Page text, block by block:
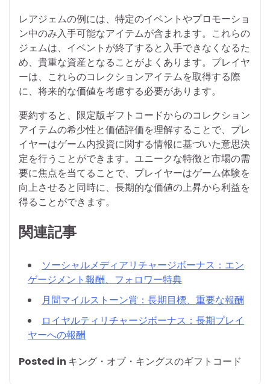
レアジェムの例には、特定のイベントやプロモーショ
ン中のみ入手可能なアイテムが含まれます。これらの
ジェムは、イベントが終了すると入手できなくなるた
め、貴重な資産となることがよくあります。プレイヤ
ーは、これらのコレクションアイテムを取得する際
に、将来的な価値を考慮する必要があります。
要約すると、限定版ギフトコードからのコレクション
アイテムの希少性と価値評価を理解することで、プレ
イヤーはゲーム内投資に関する情報に基づいた意思決
定を行うことができます。ユニークな特徴と市場の需
要に焦点を当てることで、プレイヤーはゲーム体験を
向上させると同時に、長期的な価値の上昇から利益を
得ることができます。
関連記事
ソーシャルメディアリチャージボーナス：エン
ゲージメント報酬、フォロワー特典
月間マイルストーン賞：長期目標、重要な報酬
ロイヤルティリチャージボーナス：長期プレイ
ヤーへの報酬
Posted in キング・オブ・キングスのギフトコード